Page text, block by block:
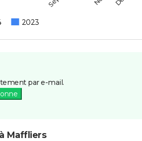
2023
par e-mail.
Maffliers